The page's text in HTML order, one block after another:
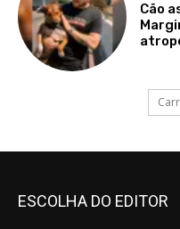
Cão
ESCOLHA DO EDITOR